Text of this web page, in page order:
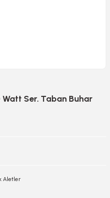
Ser. Taban Buhar
Aletler